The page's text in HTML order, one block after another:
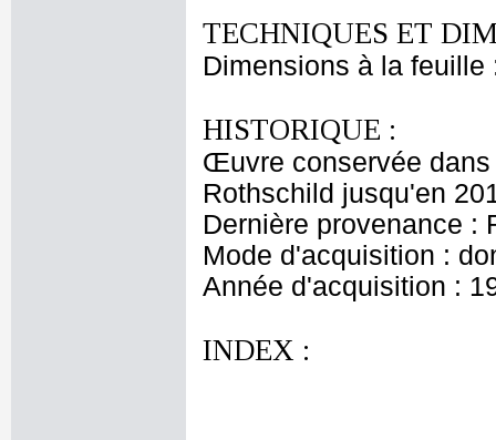
TECHNIQUES ET
Dimensions à la
HISTORIQUE :
Œuvre conservée dans
Rothschild jusqu'en
Dernière provenance :
Mode d'acquisition :
Année d'acquisition :
INDEX :